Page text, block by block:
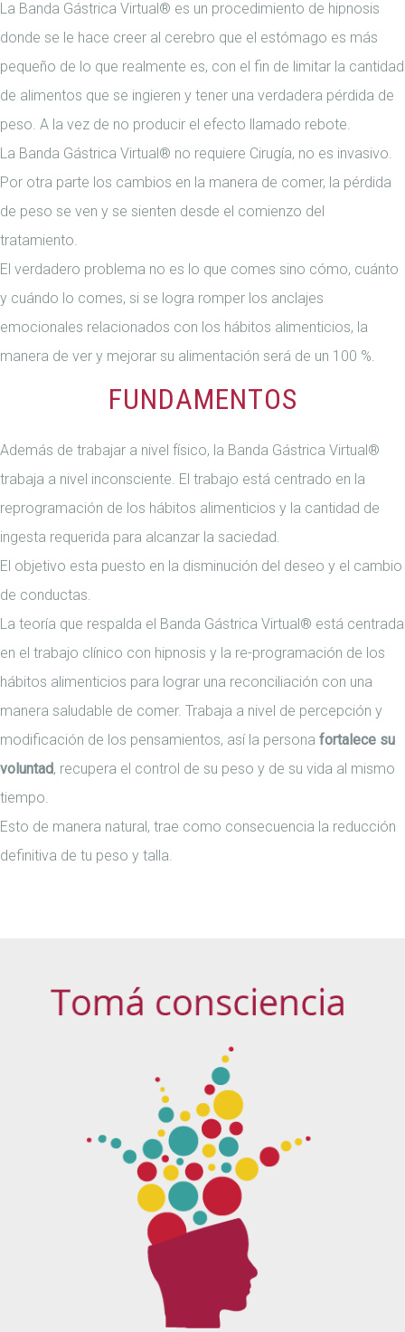
La Banda Gástrica Virtual® es un procedimiento de hipnosis
donde se le hace creer al cerebro que el estómago es más
pequeño de lo que realmente es, con el fin de limitar la cantidad
de alimentos que se ingieren y tener una verdadera pérdida de
peso. A la vez de no producir el efecto llamado rebote.
La Banda Gástrica Virtual® no requiere Cirugía, no es invasivo.
Por otra parte los cambios en la manera de comer, la pérdida
de peso se ven y se sienten desde el comienzo del
tratamiento.
El verdadero problema no es lo que comes sino cómo, cuánto
y cuándo lo comes, si se logra romper los anclajes
emocionales relacionados con los hábitos alimenticios, la
manera de ver y mejorar su alimentación será de un 100 %.
FUNDAMENTOS
Además de trabajar a nivel físico, la Banda Gástrica Virtual®
trabaja a nivel inconsciente. El trabajo está centrado en la
reprogramación de los hábitos alimenticios y la cantidad de
ingesta requerida para alcanzar la saciedad.
El objetivo esta puesto en la disminución del deseo y el cambio
de conductas.
La teoría que respalda el Banda Gástrica Virtual® está centrada
en el trabajo clínico con hipnosis y la re-programación de los
hábitos alimenticios para lograr una reconciliación con una
manera saludable de comer. Trabaja a nivel de percepción y
modificación de los pensamientos, así la persona fortalece su
voluntad, recupera el control de su peso y de su vida al mismo
tiempo.
Esto de manera natural, trae como consecuencia la reducción
definitiva de tu peso y talla.